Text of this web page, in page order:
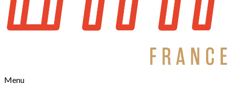
Menu